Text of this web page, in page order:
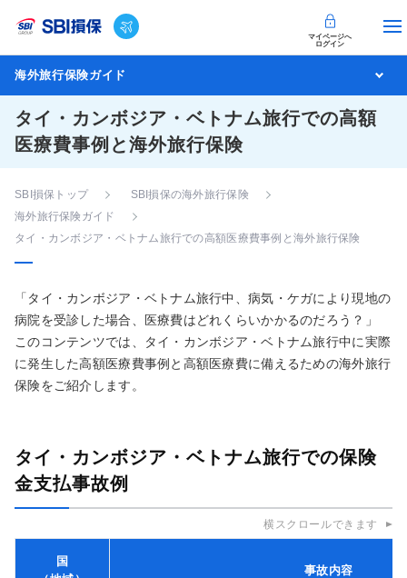
マイページへ
ログイン
海外旅行保険ガイド
タイ・カンボジア・ベトナム旅行での高額
医療費事例と海外旅行保険
SBI損保トップ
SBI損保の海外旅行保険
海外旅行保険ガイド
タイ・カンボジア・ベトナム旅行での高額医療費事例と海外旅行保険
「タイ・カンボジア・ベトナム旅行中、病気・ケガにより現地の
病院を受診した場合、医療費はどれくらいかかるのだろう？」
このコンテンツでは、タイ・カンボジア・ベトナム旅行中に実際
に発生した高額医療費事例と高額医療費に備えるための海外旅行
保険をご紹介します。
タイ・カンボジア・ベトナム旅行での保険
金支払事故例
横スクロールできます
国
事故内容